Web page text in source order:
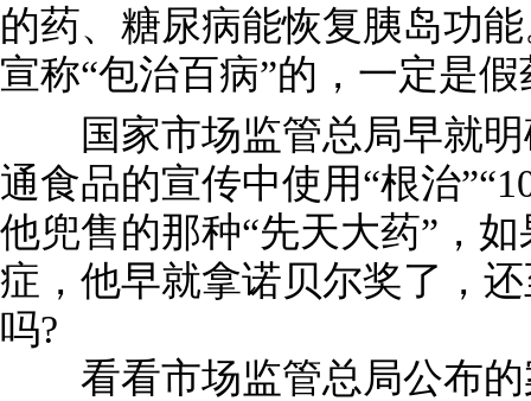
的药、糖尿病能恢复胰岛功
宣称“包治百病”的，一定是假
国家市场监管总局早就明
通食品的宣传中使用“根治
他兜售的那种“先天大药”，
症，他早就拿诺贝尔奖了，
吗?
看看市场监管总局公布的